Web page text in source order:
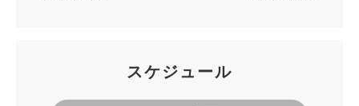
スケジュール